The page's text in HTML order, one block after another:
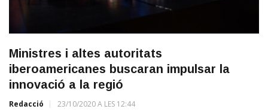
Ministres i altes autoritats
iberoamericanes buscaran impulsar la
innovació a la regió
Redacció 23/10/2020 A LES 12:44